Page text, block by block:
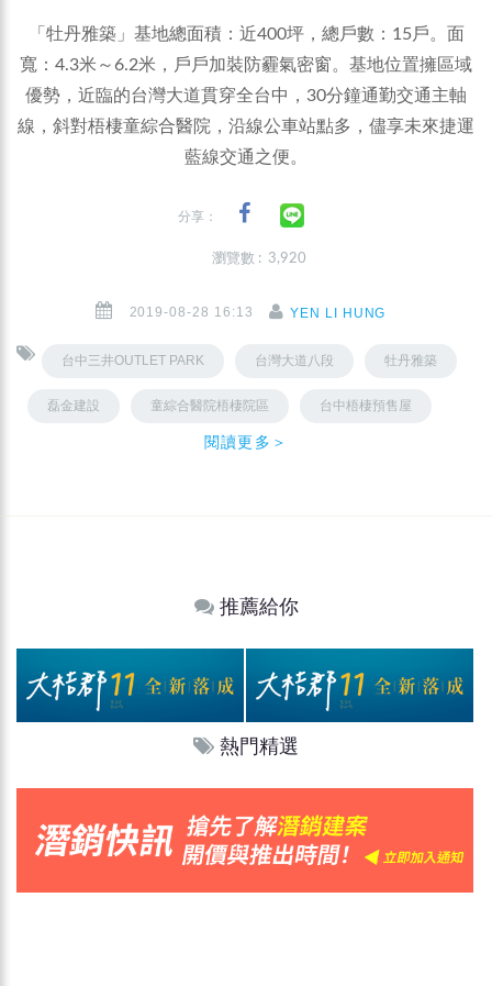
「牡丹雅築」基地總面積：近400坪，總戶數：15戶。面
寬：4.3米～6.2米，戶戶加裝防霾氣密窗。基地位置擁區域
優勢，近臨的台灣大道貫穿全台中，30分鐘通勤交通主軸
線，斜對梧棲童綜合醫院，沿線公車站點多，儘享未來捷運
藍線交通之便。
分享：
瀏覽數 : 3,920
2019-08-28 16:13 YEN LI HUNG
台中三井OUTLET PARK 台灣大道八段 牡丹雅築
磊金建設 童綜合醫院梧棲院區 台中梧棲預售屋
閱讀更多＞
推薦給你
熱門精選